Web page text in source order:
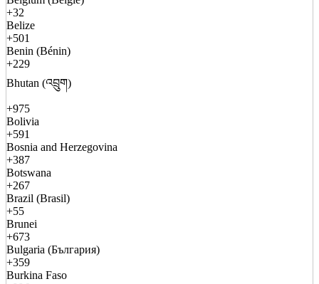
+32
Belize
+501
Benin (Bénin)
+229
Bhutan (འབྲུག)
+975
Bolivia
+591
Bosnia and Herzegovina
+387
Botswana
+267
Brazil (Brasil)
+55
Brunei
+673
Bulgaria (България)
+359
Burkina Faso